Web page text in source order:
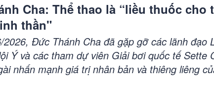
Cha: Thể thao là “liều thuốc cho
thần"
2026, Đức Thánh Cha đã gặp gỡ các lãnh đạo
Ý và các tham dự viên Giải bơi quốc tế Sette
nhấn mạnh giá trị nhân bản và thiêng liêng